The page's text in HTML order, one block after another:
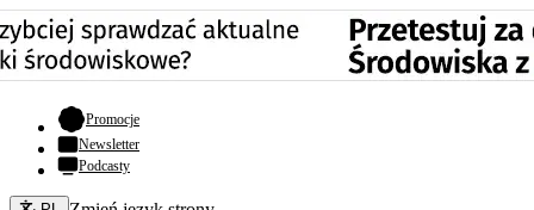
Promocje- otwiera się w nowej karcie
Newsletter
Podcasty